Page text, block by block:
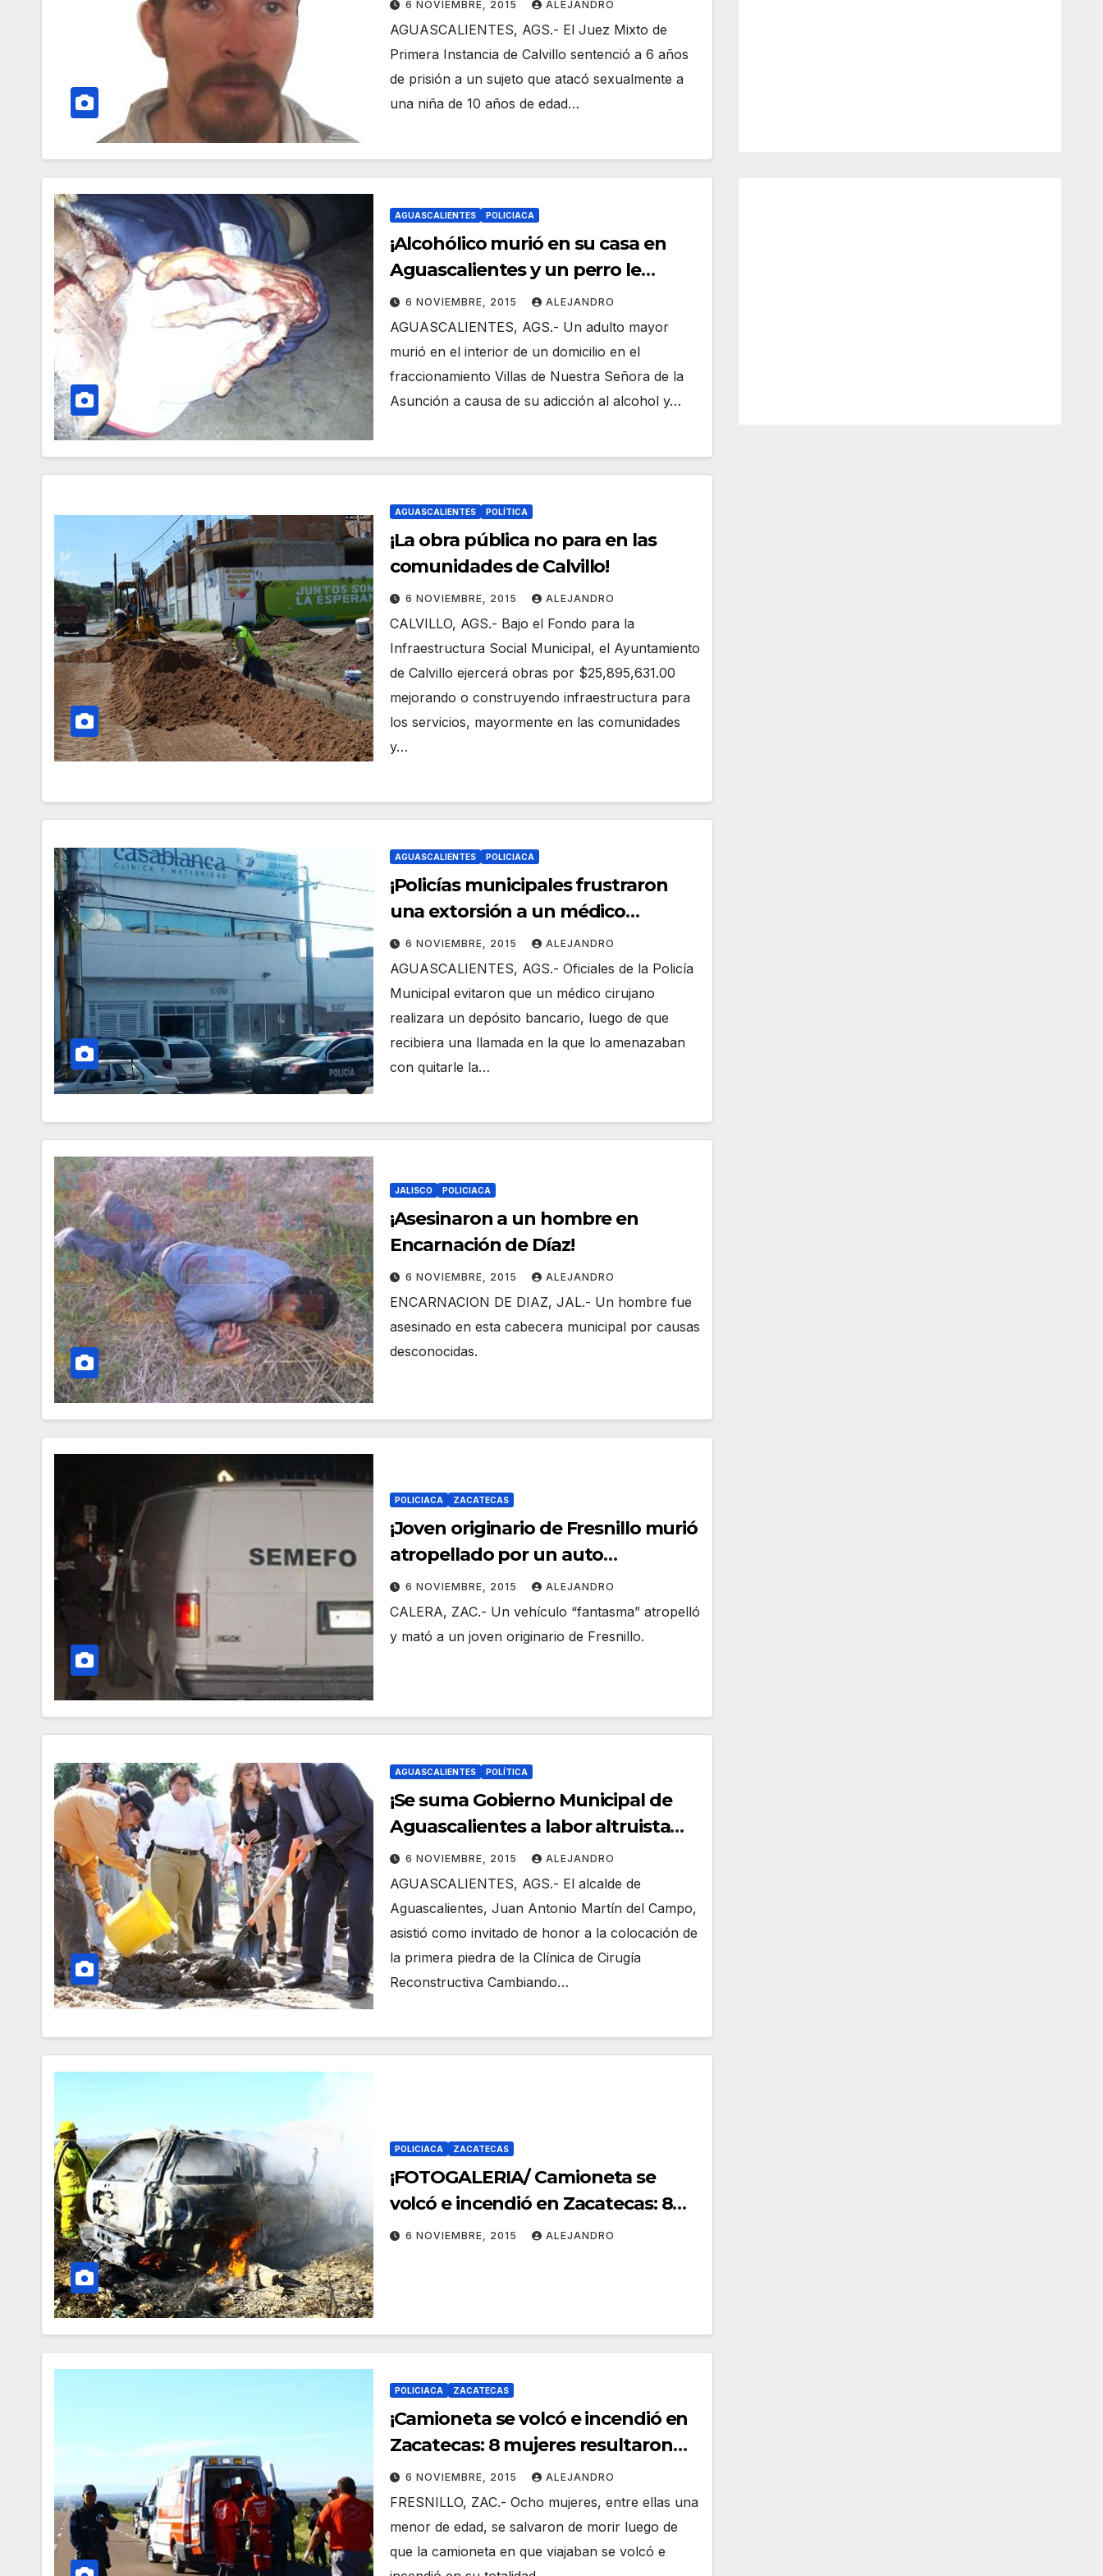
6 NOVIEMBRE, 2015 ALEJANDRO
AGUASCALIENTES, AGS.- El Juez Mixto de
Primera Instancia de Calvillo sentenció a 6 años
de prisión a un sujeto que atacó sexualmente a
una niña de 10 años de edad…
AGUASCALIENTES POLICIACA
¡Alcohólico murió en su casa en
Aguascalientes y un perro le
devoró una mano!
6 NOVIEMBRE, 2015 ALEJANDRO
AGUASCALIENTES, AGS.- Un adulto mayor
murió en el interior de un domicilio en el
fraccionamiento Villas de Nuestra Señora de la
Asunción a causa de su adicción al alcohol y…
AGUASCALIENTES POLÍTICA
¡La obra pública no para en las
comunidades de Calvillo!
6 NOVIEMBRE, 2015 ALEJANDRO
CALVILLO, AGS.- Bajo el Fondo para la
Infraestructura Social Municipal, el Ayuntamiento
de Calvillo ejercerá obras por $25,895,631.00
mejorando o construyendo infraestructura para
los servicios, mayormente en las comunidades
y…
AGUASCALIENTES POLICIACA
¡Policías municipales frustraron
una extorsión a un médico
cirujano en Aguascalientes!
6 NOVIEMBRE, 2015 ALEJANDRO
AGUASCALIENTES, AGS.- Oficiales de la Policía
Municipal evitaron que un médico cirujano
realizara un depósito bancario, luego de que
recibiera una llamada en la que lo amenazaban
con quitarle la…
JALISCO POLICIACA
¡Asesinaron a un hombre en
Encarnación de Díaz!
6 NOVIEMBRE, 2015 ALEJANDRO
ENCARNACION DE DIAZ, JAL.- Un hombre fue
asesinado en esta cabecera municipal por causas
desconocidas.
POLICIACA ZACATECAS
¡Joven originario de Fresnillo murió
atropellado por un auto
“fantasma” en Calera!
6 NOVIEMBRE, 2015 ALEJANDRO
CALERA, ZAC.- Un vehículo “fantasma” atropelló
y mató a un joven originario de Fresnillo.
AGUASCALIENTES POLÍTICA
¡Se suma Gobierno Municipal de
Aguascalientes a labor altruista
para construcción de Clínica de
Cirugía Reconstructiva!
6 NOVIEMBRE, 2015 ALEJANDRO
AGUASCALIENTES, AGS.- El alcalde de
Aguascalientes, Juan Antonio Martín del Campo,
asistió como invitado de honor a la colocación de
la primera piedra de la Clínica de Cirugía
Reconstructiva Cambiando…
POLICIACA ZACATECAS
¡FOTOGALERIA/ Camioneta se
volcó e incendió en Zacatecas: 8
mujeres resultaron lesionadas!
6 NOVIEMBRE, 2015 ALEJANDRO
POLICIACA ZACATECAS
¡Camioneta se volcó e incendió en
Zacatecas: 8 mujeres resultaron
lesionadas!
6 NOVIEMBRE, 2015 ALEJANDRO
FRESNILLO, ZAC.- Ocho mujeres, entre ellas una
menor de edad, se salvaron de morir luego de
que la camioneta en que viajaban se volcó e